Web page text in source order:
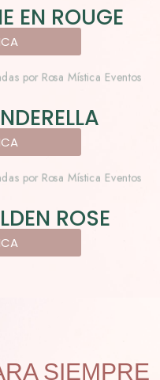
EN ROUGE
ROSE
SIEMPRE